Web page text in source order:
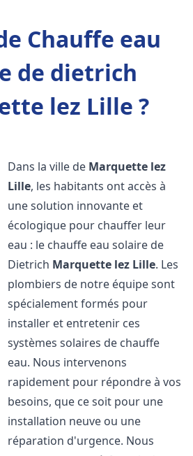
Chauffe eau
de dietrich
lez Lille ?
Dans la ville de Marquette lez
Lille, les habitants ont accès à
une solution innovante et
écologique pour chauffer leur
eau : le chauffe eau solaire de
Dietrich Marquette lez Lille. Les
plombiers de notre équipe sont
spécialement formés pour
installer et entretenir ces
systèmes solaires de chauffe
eau. Nous intervenons
rapidement pour répondre à vos
besoins, que ce soit pour une
installation neuve ou une
réparation d'urgence. Nous